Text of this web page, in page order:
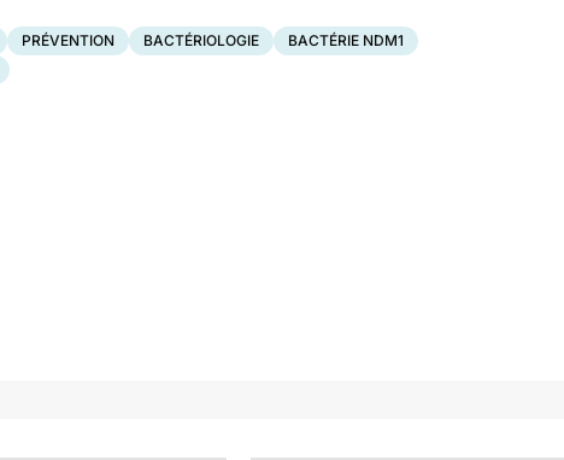
PRÉVENTION BACTÉRIOLOGIE
BACTÉRIE NDM1